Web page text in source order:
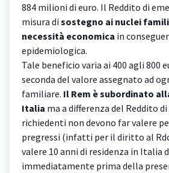
884 milioni di euro. Il Reddito di
misura di sostegno ai nuclei
necessità economica in
epidemiologica.
Tale beneficio varia ai 400 agli 800
seconda del valore assegnato ad
familiare. Il Rem è subordinato
Italia ma a differenza del Reddito
richiedenti non devono far valere
pregressi (infatti per il diritto al
valere 10 anni di residenza in Italia
immediatamente prima della